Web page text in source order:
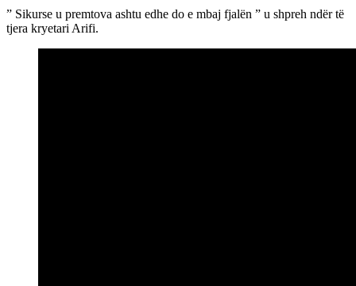
” Sikurse u premtova ashtu edhe do e mbaj fjalën ” u shpreh ndër të
tjera kryetari Arifi.